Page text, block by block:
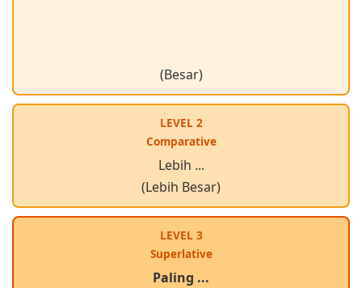
(Besar)
LEVEL 2
Comparative
Lebih ...
(Lebih Besar)
LEVEL 3
Superlative
Paling ...